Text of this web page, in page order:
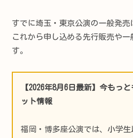
すでに埼玉・東京公演の一般発売
これから申し込める先行販売や一
す。
【2026年8月6日最新】今もっ
ット情報
福岡・博多座公演では、小学